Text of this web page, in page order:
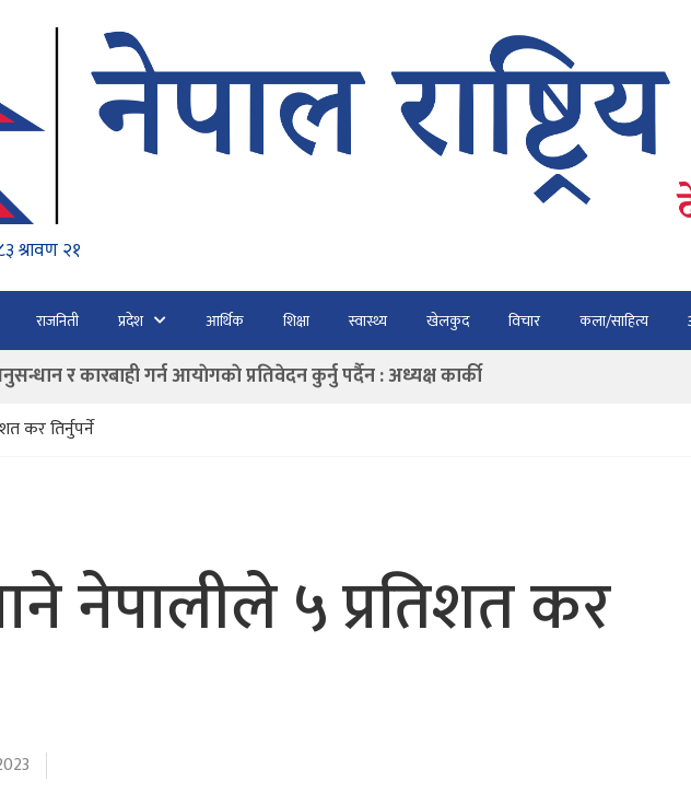
राजनिती प्रदेश आर्थिक शिक्षा स्वास्थ्य खेलकुद विचार कला/साहित्य
उडानमार्फत १५७ यात्रु भैरहवाबाट काठमाडौं ल्याइए
रुपमा ‘युरो’ लागु नगर्ने
र कारबाही गर्न आयाेगकाे प्रतिवेदन कुर्नु पर्दैन : अध्यक्ष कार्की
हुनेको संख्या ६० पुग्यो
कर तिर्नुपर्ने
नेपालीले ५ प्रतिशत कर